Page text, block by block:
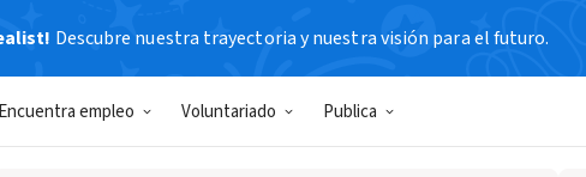
Descubre nuestra trayectoria y nuestra visión para el futuro.
Encuentra empleo Voluntariado Publica
OMI - National Youth Week